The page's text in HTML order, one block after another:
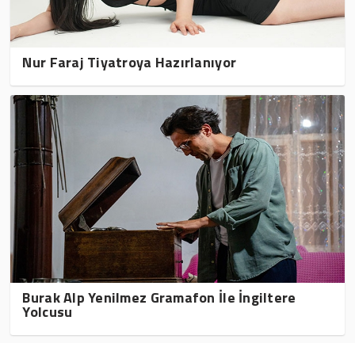
Nur Faraj Tiyatroya Hazırlanıyor
Burak Alp Yenilmez Gramafon İle İngiltere
Yolcusu